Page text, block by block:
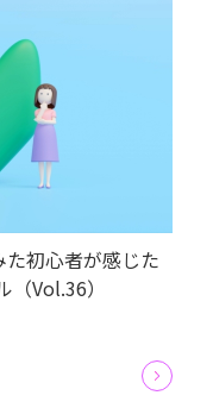
初心者が感じた
Vol.36）